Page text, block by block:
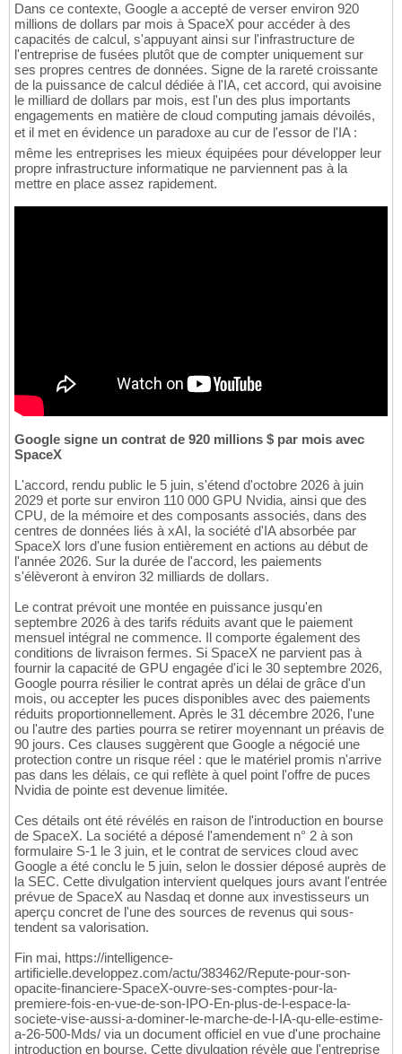
Dans ce contexte, Google a accepté de verser environ 920
millions de dollars par mois à SpaceX pour accéder à des
capacités de calcul, s'appuyant ainsi sur l'infrastructure de
l'entreprise de fusées plutôt que de compter uniquement sur
ses propres centres de données. Signe de la rareté croissante
de la puissance de calcul dédiée à l'IA, cet accord, qui avoisine
le milliard de dollars par mois, est l'un des plus importants
engagements en matière de cloud computing jamais dévoilés,
et il met en évidence un paradoxe au cur de l'essor de l'IA :
même les entreprises les mieux équipées pour développer leur
propre infrastructure informatique ne parviennent pas à la
mettre en place assez rapidement.
Google signe un contrat de 920 millions $ par mois avec
SpaceX
L'accord, rendu public le 5 juin, s'étend d'octobre 2026 à juin
2029 et porte sur environ 110 000 GPU Nvidia, ainsi que des
CPU, de la mémoire et des composants associés, dans des
centres de données liés à xAI, la société d'IA absorbée par
SpaceX lors d'une fusion entièrement en actions au début de
l'année 2026. Sur la durée de l'accord, les paiements
s'élèveront à environ 32 milliards de dollars.
Le contrat prévoit une montée en puissance jusqu'en
septembre 2026 à des tarifs réduits avant que le paiement
mensuel intégral ne commence. Il comporte également des
conditions de livraison fermes. Si SpaceX ne parvient pas à
fournir la capacité de GPU engagée d'ici le 30 septembre 2026,
Google pourra résilier le contrat après un délai de grâce d'un
mois, ou accepter les puces disponibles avec des paiements
réduits proportionnellement. Après le 31 décembre 2026, l'une
ou l'autre des parties pourra se retirer moyennant un préavis de
90 jours. Ces clauses suggèrent que Google a négocié une
protection contre un risque réel : que le matériel promis n'arrive
pas dans les délais, ce qui reflète à quel point l'offre de puces
Nvidia de pointe est devenue limitée.
Ces détails ont été révélés en raison de l'introduction en bourse
de SpaceX. La société a déposé l'amendement n° 2 à son
formulaire S-1 le 3 juin, et le contrat de services cloud avec
Google a été conclu le 5 juin, selon le dossier déposé auprès de
la SEC. Cette divulgation intervient quelques jours avant l'entrée
prévue de SpaceX au Nasdaq et donne aux investisseurs un
aperçu concret de l'une des sources de revenus qui sous-
tendent sa valorisation.
Fin mai, https://intelligence-
artificielle.developpez.com/actu/383462/Repute-pour-son-
opacite-financiere-SpaceX-ouvre-ses-comptes-pour-la-
premiere-fois-en-vue-de-son-IPO-En-plus-de-l-espace-la-
societe-vise-aussi-a-dominer-le-marche-de-l-IA-qu-elle-estime-
a-26-500-Mds/ via un document officiel en vue d'une prochaine
introduction en bourse. Cette divulgation révèle que l'entreprise